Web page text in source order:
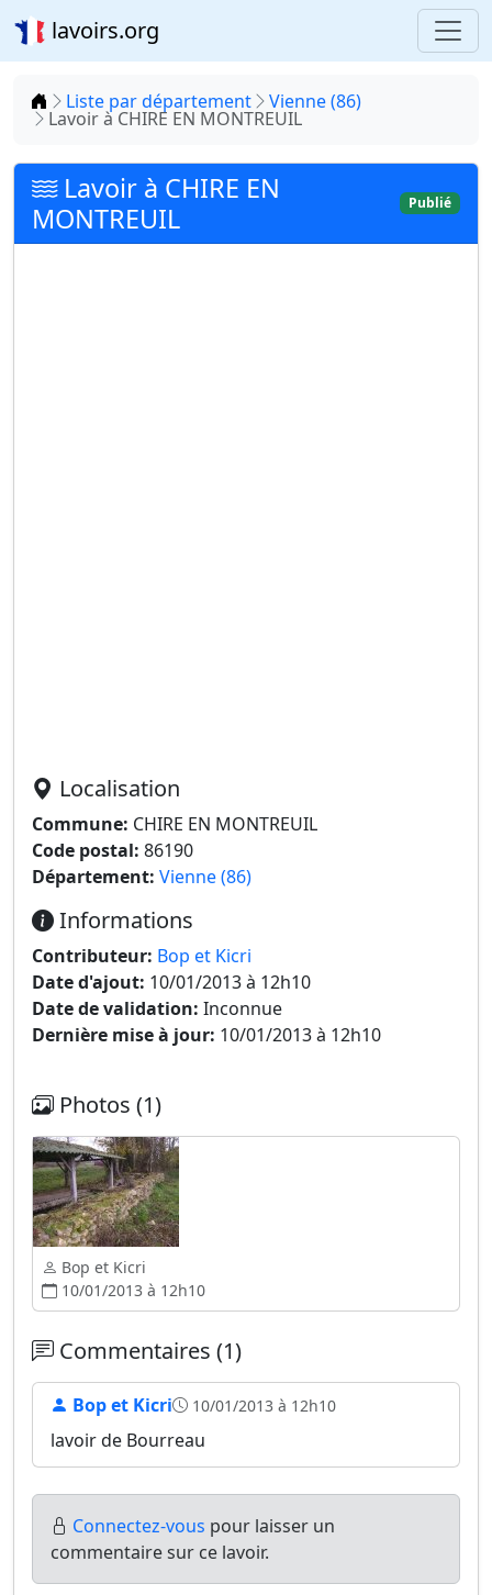
lavoirs.org
Accueil
Liste par département Vienne (86)
Lavoir à CHIRE EN MONTREUIL
Lavoir à CHIRE EN
MONTREUIL
Publié
Localisation
Commune: CHIRE EN MONTREUIL
Code postal: 86190
Département: Vienne (86)
Informations
Contributeur: Bop et Kicri
Date d'ajout: 10/01/2013 à 12h10
Date de validation: Inconnue
Dernière mise à jour: 10/01/2013 à 12h10
Photos (1)
Bop et Kicri
10/01/2013 à 12h10
Commentaires (1)
Bop et Kicri 10/01/2013 à 12h10
lavoir de Bourreau
Connectez-vous pour laisser un
commentaire sur ce lavoir.